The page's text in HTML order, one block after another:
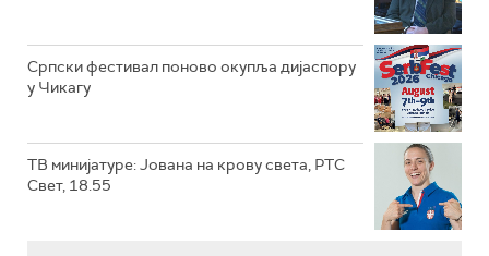
Српски фестивал поново окупља дијаспору
у Чикагу
ТВ минијатуре: Јована на крову света, РТС
Свет, 18.55